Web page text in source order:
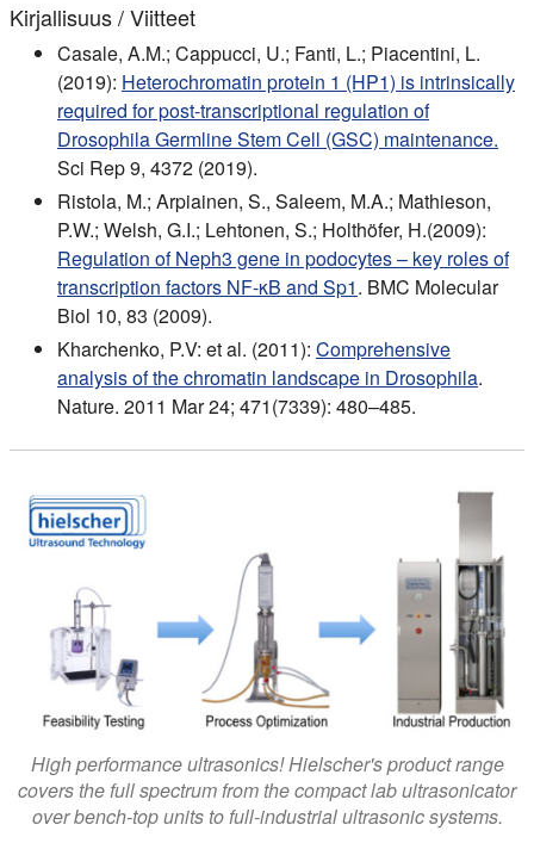
Kirjallisuus / Viitteet
Casale, A.M.; Cappucci, U.; Fanti, L.; Piacentini, L.
(2019): Heterochromatin protein 1 (HP1) is intrinsically
required for post-transcriptional regulation of
Drosophila Germline Stem Cell (GSC) maintenance.
Sci Rep 9, 4372 (2019).
Ristola, M.; Arpiainen, S., Saleem, M.A.; Mathieson,
P.W.; Welsh, G.I.; Lehtonen, S.; Holthöfer, H.(2009):
Regulation of Neph3 gene in podocytes – key roles of
transcription factors NF-κB and Sp1. BMC Molecular
Biol 10, 83 (2009).
Kharchenko, P.V: et al. (2011): Comprehensive
analysis of the chromatin landscape in Drosophila.
Nature. 2011 Mar 24; 471(7339): 480–485.
High performance ultrasonics! Hielscher's product range
covers the full spectrum from the compact lab ultrasonicator
over bench-top units to full-industrial ultrasonic systems.